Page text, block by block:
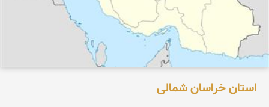
استان خراسان شمالی